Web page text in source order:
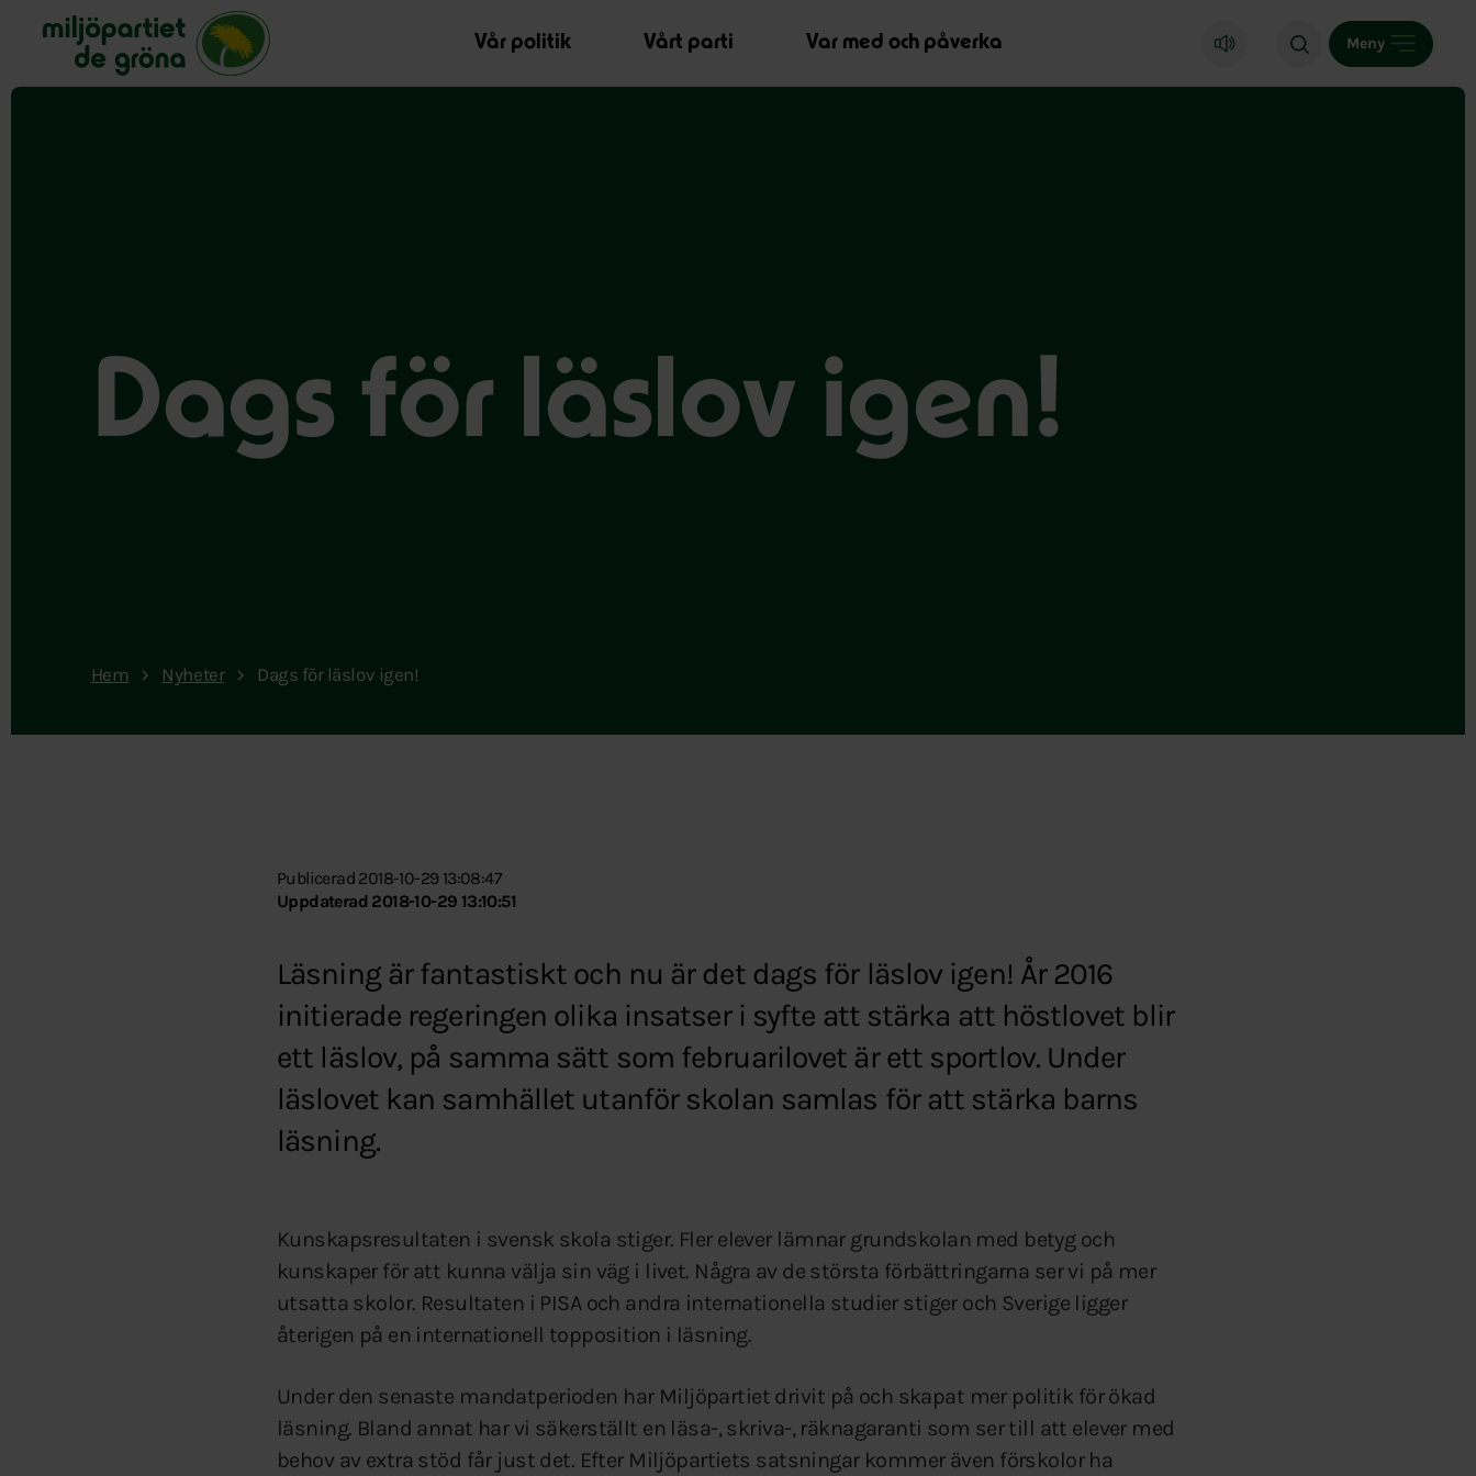
Miljöpartiet de gröna, startsida
Vår politik
Vårt parti Var med och påverka Meny
Dags för läslov igen!
Hem Nyheter Dags för läslov igen!
Publicerad 2018-10-29 13:08:47
Uppdaterad 2018-10-29 13:10:51
Läsning är fantastiskt och nu är det dags för läslov igen! År 2016
initierade regeringen olika insatser i syfte att stärka att höstlovet blir
ett läslov, på samma sätt som februarilovet är ett sportlov. Under
läslovet kan samhället utanför skolan samlas för att stärka barns
läsning.
Kunskapsresultaten i svensk skola stiger. Fler elever lämnar grundskolan med betyg och
kunskaper för att kunna välja sin väg i livet. Några av de största förbättringarna ser vi på mer
utsatta skolor. Resultaten i PISA och andra internationella studier stiger och Sverige ligger
återigen på en internationell topposition i läsning.
Under den senaste mandatperioden har Miljöpartiet drivit på och skapat mer politik för ökad
läsning. Bland annat har vi säkerställt en läsa-, skriva-, räknagaranti som ser till att elever med
behov av extra stöd får just det. Efter Miljöpartiets satsningar kommer även förskolor ha